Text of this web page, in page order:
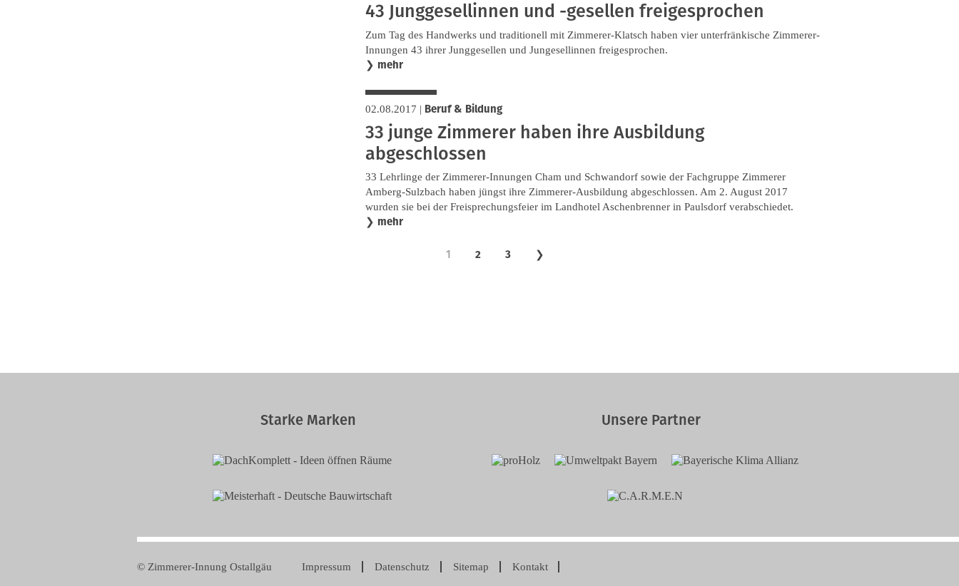
43 Junggesellinnen und -gesellen freigesprochen
Zum Tag des Handwerks und traditionell mit Zimmerer-Klatsch haben vier unterfränkische Zimmerer-
Innungen 43 ihrer Junggesellen und Jungesellinnen freigesprochen.
❯ mehr
02.08.2017 | Beruf & Bildung
33 junge Zimmerer haben ihre Ausbildung
abgeschlossen
33 Lehrlinge der Zimmerer-Innungen Cham und Schwandorf sowie der Fachgruppe Zimmerer
Amberg-Sulzbach haben jüngst ihre Zimmerer-Ausbildung abgeschlossen. Am 2. August 2017
wurden sie bei der Freisprechungsfeier im Landhotel Aschenbrenner in Paulsdorf verabschiedet.
❯ mehr
1 2 3 ❯
Starke Marken Unsere Partner
© Zimmerer-Innung Ostallgäu
Navigation
Impressum Datenschutz Sitemap Kontakt